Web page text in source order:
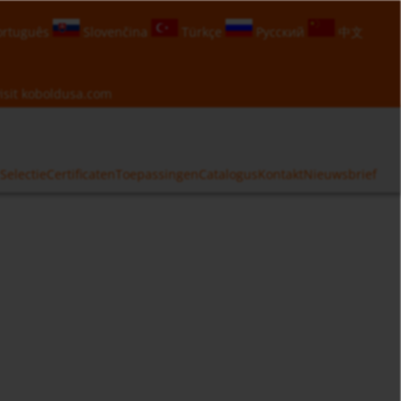
Slovenčina Türkçe Русский
中文
koboldusa.com
Certificaten Toepassingen CatalogusKontaktNieuwsbrief